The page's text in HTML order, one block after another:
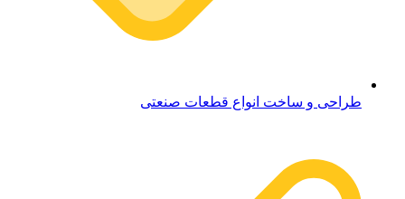
طراحی و ساخت انواع قطعات صنعتی